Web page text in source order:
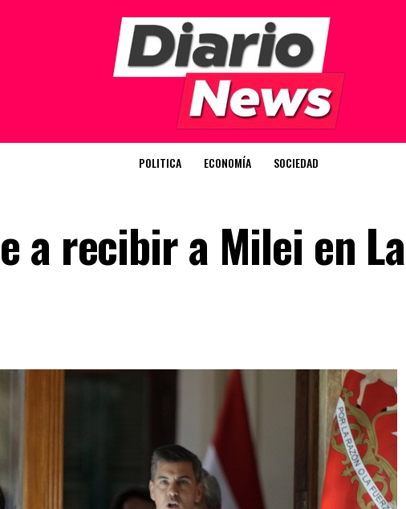
POLITICA ECONOMÍA SOCIEDAD
a recibir a Milei en La